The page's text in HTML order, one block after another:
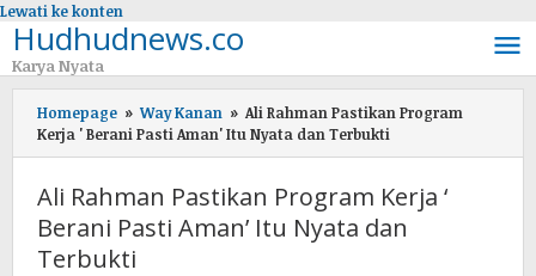
Lewati ke konten
Hudhudnews.co
Karya Nyata
Homepage » Way Kanan » Ali Rahman Pastikan Program
Kerja ' Berani Pasti Aman' Itu Nyata dan Terbukti
Ali Rahman Pastikan Program Kerja ‘
Berani Pasti Aman’ Itu Nyata dan
Terbukti